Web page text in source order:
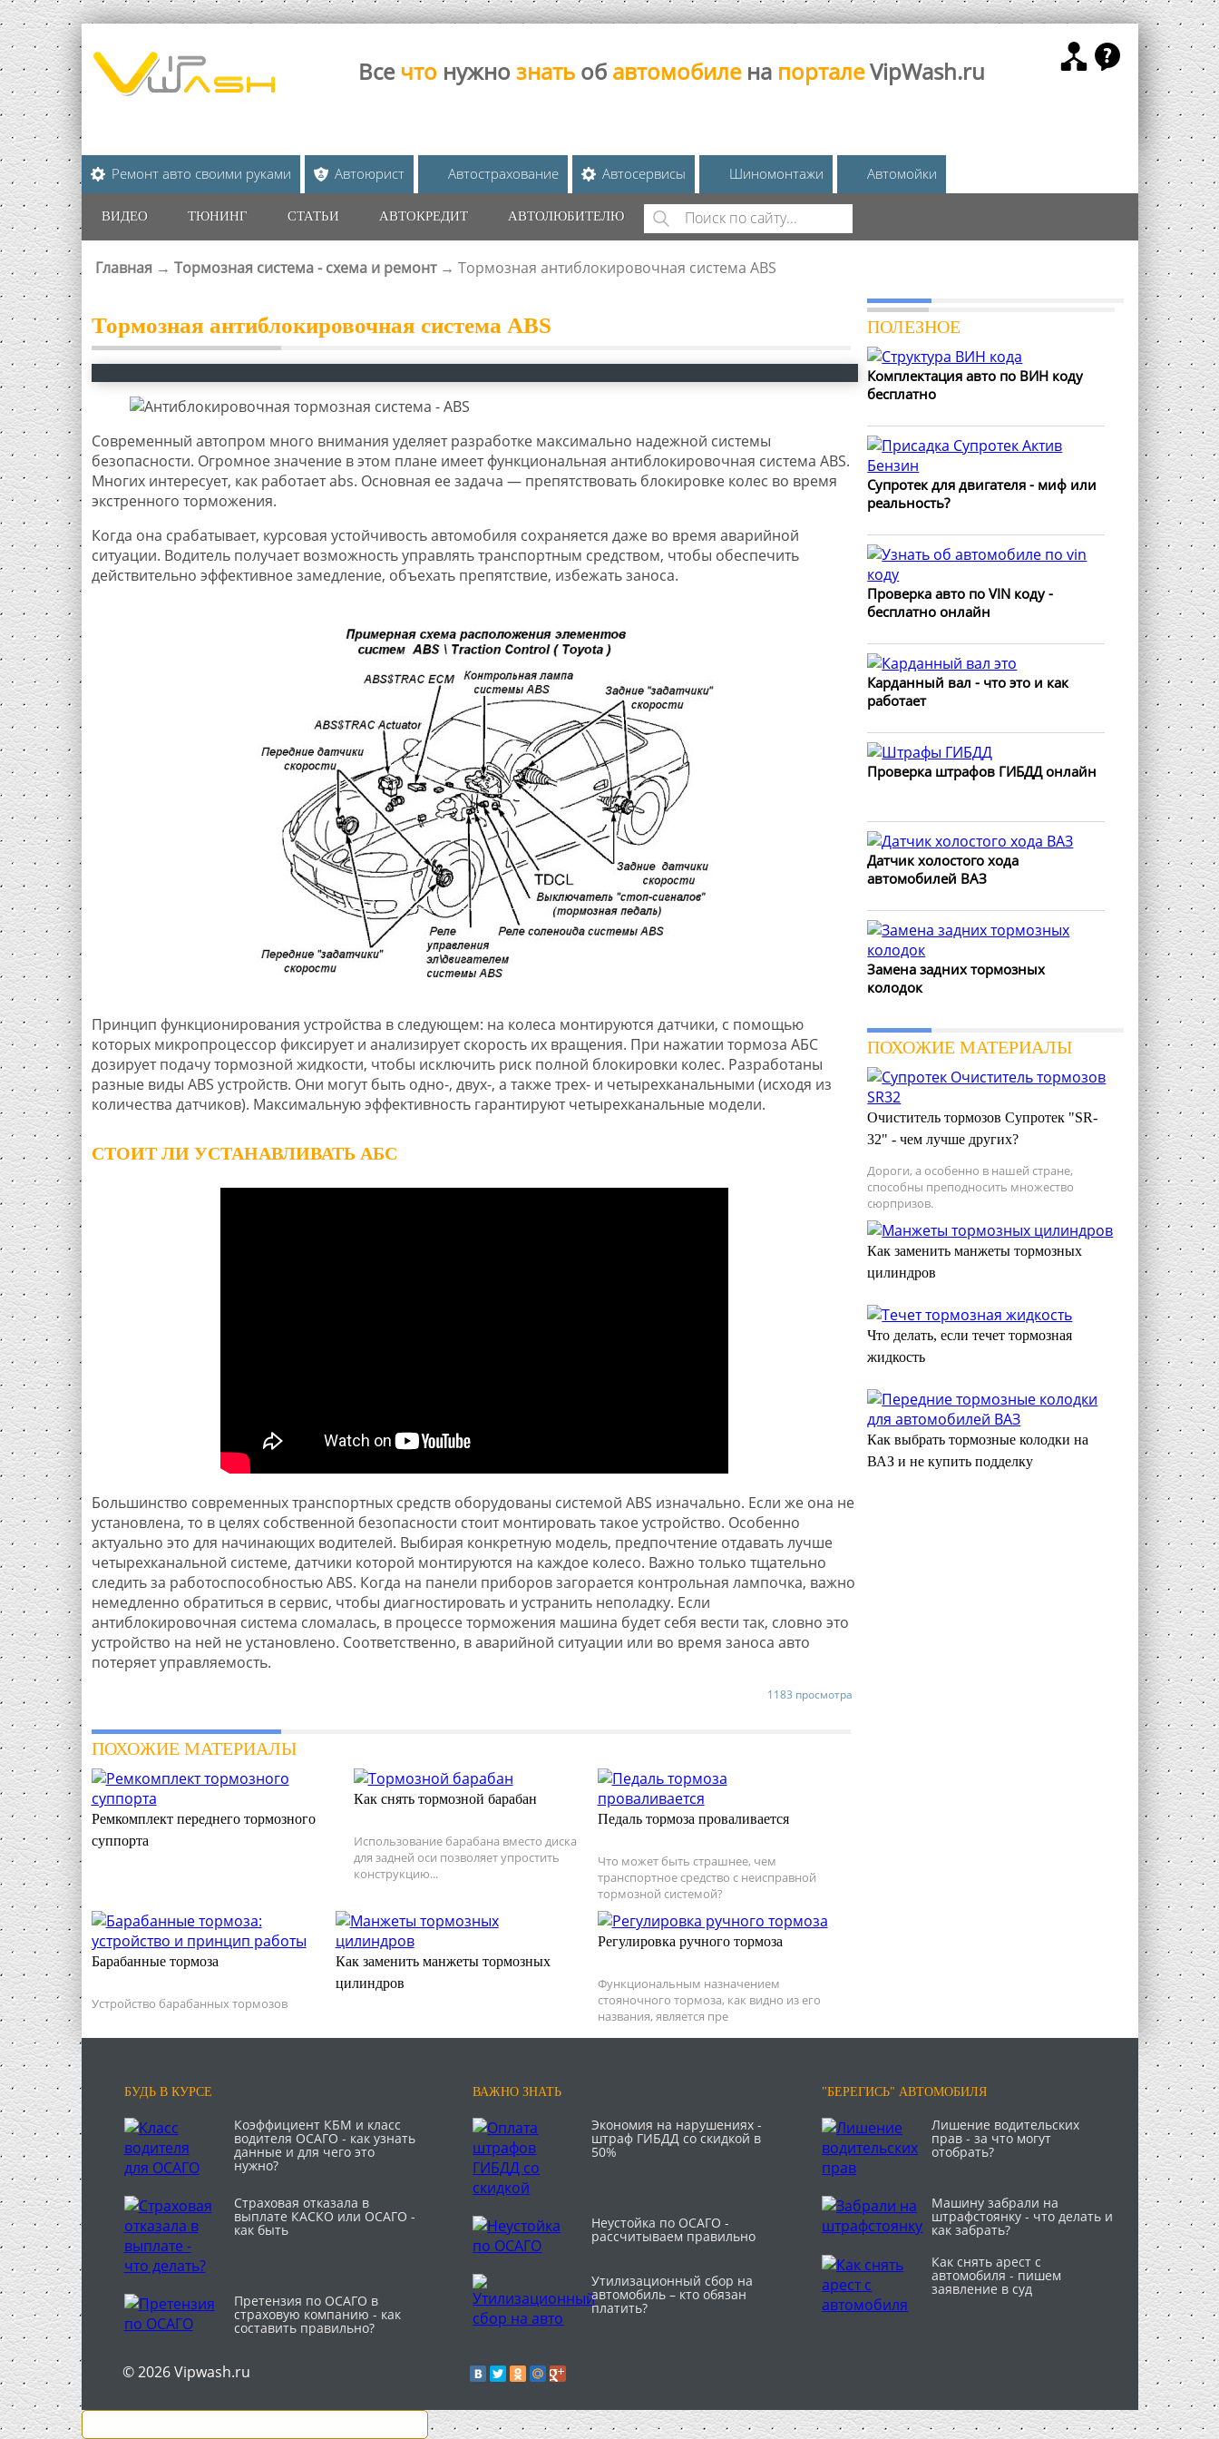
Все что нужно знать об автомобиле на порталеVipWash.ru
Ремонт авто своими руками Автоюрист Автострахование Автосервисы Шиномонтажи Автомойки
ВИДЕО ТЮНИНГ СТАТЬИ АВТОКРЕДИТ АВТОЛЮБИТЕЛЮ
ФОРМА ПОИСКА
Поиск
ВЫ ЗДЕСЬ
Главная → Тормозная система - схема и ремонт → Тормозная антиблокировочная система ABS
Тормозная антиблокировочная система ABS
Современный автопром много внимания уделяет разработке максимально надежной системы
безопасности. Огромное значение в этом плане имеет функциональная антиблокировочная система ABS.
Многих интересует, как работает abs. Основная ее задача — препятствовать блокировке колес во время
экстренного торможения.
Когда она срабатывает, курсовая устойчивость автомобиля сохраняется даже во время аварийной
ситуации. Водитель получает возможность управлять транспортным средством, чтобы обеспечить
действительно эффективное замедление, объехать препятствие, избежать заноса.
Принцип функционирования устройства в следующем: на колеса монтируются датчики, с помощью
которых микропроцессор фиксирует и анализирует скорость их вращения. При нажатии тормоза АБС
дозирует подачу тормозной жидкости, чтобы исключить риск полной блокировки колес. Разработаны
разные виды ABS устройств. Они могут быть одно-, двух-, а также трех- и четырехканальными (исходя из
количества датчиков). Максимальную эффективность гарантируют четырехканальные модели.
СТОИТ ЛИ УСТАНАВЛИВАТЬ АБС
Большинство современных транспортных средств оборудованы системой ABS изначально. Если же она не
установлена, то в целях собственной безопасности стоит монтировать такое устройство. Особенно
актуально это для начинающих водителей. Выбирая конкретную модель, предпочтение отдавать лучше
четырехканальной системе, датчики которой монтируются на каждое колесо. Важно только тщательно
следить за работоспособностью ABS. Когда на панели приборов загорается контрольная лампочка, важно
немедленно обратиться в сервис, чтобы диагностировать и устранить неполадку. Если
антиблокировочная система сломалась, в процессе торможения машина будет себя вести так, словно это
устройство на ней не установлено. Соответственно, в аварийной ситуации или во время заноса авто
потеряет управляемость.
1183 просмотра
ПОХОЖИЕ МАТЕРИАЛЫ
Ремкомплект переднего тормозного
суппорта
Как снять тормозной барабан
Использование барабана вместо диска
для задней оси позволяет упростить
конструкцию...
Педаль тормоза проваливается
Что может быть страшнее, чем
транспортное средство с неисправной
тормозной системой?
Барабанные тормоза
Устройство барабанных тормозов
Как заменить манжеты тормозных
цилиндров
Регулировка ручного тормоза
Функциональным назначением
стояночного тормоза, как видно из его
названия, является пре
ПОЛЕЗНОЕ
Комплектация авто по ВИН коду
бесплатно
Супротек для двигателя - миф или
реальность?
Проверка авто по VIN коду -
бесплатно онлайн
Карданный вал - что это и как
работает
Проверка штрафов ГИБДД онлайн
Датчик холостого хода
автомобилей ВАЗ
Замена задних тормозных
колодок
ПОХОЖИЕ МАТЕРИАЛЫ
Очиститель тормозов Супротек "SR-
32" - чем лучше других?
Дороги, а особенно в нашей стране,
способны преподносить множество
сюрпризов.
Как заменить манжеты тормозных
цилиндров
Что делать, если течет тормозная
жидкость
Как выбрать тормозные колодки на
ВАЗ и не купить подделку
БУДЬ В КУРСЕ
Коэффициент КБМ и класс
водителя ОСАГО - как узнать
данные и для чего это
нужно?
Страховая отказала в
выплате КАСКО или ОСАГО -
как быть
Претензия по ОСАГО в
страховую компанию - как
составить правильно?
ВАЖНО ЗНАТЬ
Экономия на нарушениях -
штраф ГИБДД со скидкой в
50%
Неустойка по ОСАГО -
рассчитываем правильно
Утилизационный сбор на
автомобиль – кто обязан
платить?
"БЕРЕГИСЬ" АВТОМОБИЛЯ
Лишение водительских
прав - за что могут
отобрать?
Машину забрали на
штрафстоянку - что делать и
как забрать?
Как снять арест с
автомобиля - пишем
заявление в суд
© 2026 Vipwash.ru